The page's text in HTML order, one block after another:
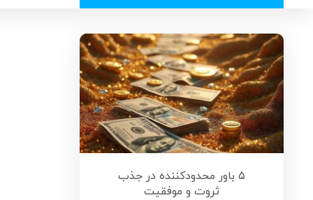
۵ باور محدودکننده در جذب
ثروت و موفقیت